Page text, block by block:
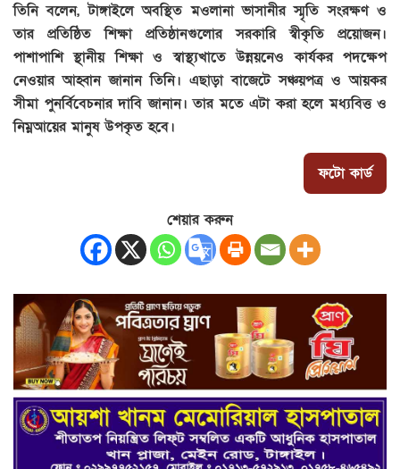
তিনি বলেন, টাঙ্গাইলে অবস্থিত মওলানা ভাসানীর স্মৃতি সংরক্ষণ ও
তার প্রতিষ্ঠিত শিক্ষা প্রতিষ্ঠানগুলোর সরকারি স্বীকৃতি প্রয়োজন।
পাশাপাশি স্থানীয় শিক্ষা ও স্বাস্থ্যখাতে উন্নয়নেও কার্যকর পদক্ষেপ
নেওয়ার আহ্বান জানান তিনি। এছাড়া বাজেটে সঞ্চয়পত্র ও আয়কর
সীমা পুনর্বিবেচনার দাবি জানান। তার মতে এটা করা হলে মধ্যবিত্ত ও
নিম্নআয়ের মানুষ উপকৃত হবে।
ফটো কার্ড
শেয়ার করুন